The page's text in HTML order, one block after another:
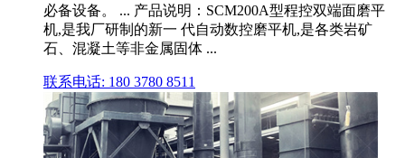
必备设备。 ... 产品说明：SCM200A型程控双端面磨平
机,是我厂研制的新一 代自动数控磨平机,是各类岩矿
石、混凝土等非金属固体 ...
联系电话: 180 3780 8511